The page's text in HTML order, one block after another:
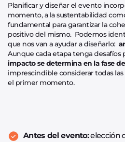
Planificar y diseñar el evento
momento, a la sustentabilidad
fundamental para garantizar la
positivo del mismo. Podemos
que nos van a ayudar a diseñarlo:
Aunque cada etapa tenga desafíos
impacto se determina en la fase
imprescindible considerar todas
el primer momento.
Antes del evento:elección